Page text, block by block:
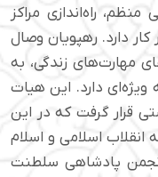
راه‌اندازی مراکز
دارد. رهپویان وصال
مهارت‌های زندگی، به
ویژه‌ای دارد. این هیات
قرار گرفت که در این
قریب به ۲۰۰ جانباز به انقلاب اسلامی و اسلام
پادشاهی سلطنت